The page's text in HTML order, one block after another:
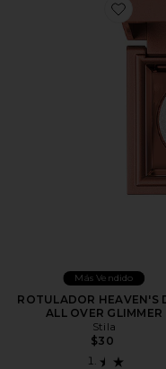
Favorite
Más Vendido
ROTULADOR HEAVEN'S
ALL OVER GLIMMER
Stila
$30